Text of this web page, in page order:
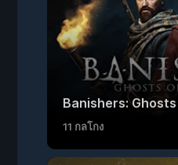
Banishers:
11 กลโกง